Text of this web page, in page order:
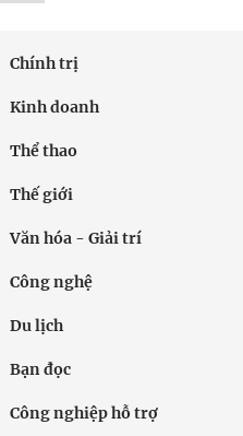
Chính trị
Kinh doanh
Thể thao
Thế giới
Văn hóa - Giải trí
Công nghệ
Du lịch
Bạn đọc
Công nghiệp hỗ trợ